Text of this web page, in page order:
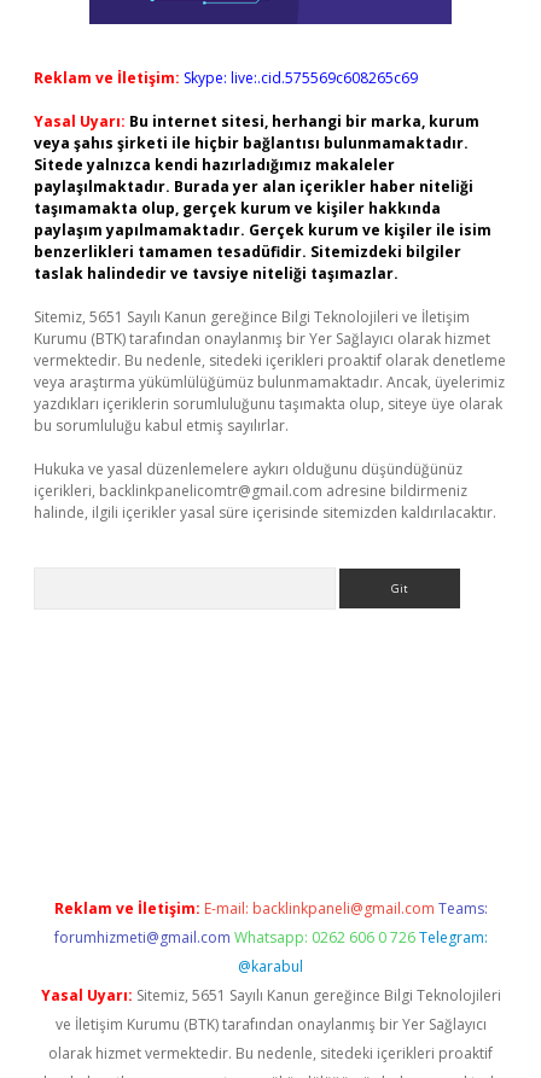
Reklam ve İletişim: Skype: live:.cid.575569c608265c69
Yasal Uyarı: Bu internet sitesi, herhangi bir marka, kurum
veya şahıs şirketi ile hiçbir bağlantısı bulunmamaktadır.
Sitede yalnızca kendi hazırladığımız makaleler
paylaşılmaktadır. Burada yer alan içerikler haber niteliği
taşımamakta olup, gerçek kurum ve kişiler hakkında
paylaşım yapılmamaktadır. Gerçek kurum ve kişiler ile isim
benzerlikleri tamamen tesadüfidir. Sitemizdeki bilgiler
taslak halindedir ve tavsiye niteliği taşımazlar.
Sitemiz, 5651 Sayılı Kanun gereğince Bilgi Teknolojileri ve İletişim
Kurumu (BTK) tarafından onaylanmış bir Yer Sağlayıcı olarak hizmet
vermektedir. Bu nedenle, sitedeki içerikleri proaktif olarak denetleme
veya araştırma yükümlülüğümüz bulunmamaktadır. Ancak, üyelerimiz
yazdıkları içeriklerin sorumluluğunu taşımakta olup, siteye üye olarak
bu sorumluluğu kabul etmiş sayılırlar.
Hukuka ve yasal düzenlemelere aykırı olduğunu düşündüğünüz
içerikleri, backlinkpanelicomtr@gmail.com adresine bildirmeniz
halinde, ilgili içerikler yasal süre içerisinde sitemizden kaldırılacaktır.
Reklam ve İletişim: E-mail: backlinkpaneli@gmail.com Teams:
forumhizmeti@gmail.com Whatsapp: 0262 606 0 726 Telegram:
@karabul
Yasal Uyarı: Sitemiz, 5651 Sayılı Kanun gereğince Bilgi Teknolojileri
ve İletişim Kurumu (BTK) tarafından onaylanmış bir Yer Sağlayıcı
olarak hizmet vermektedir. Bu nedenle, sitedeki içerikleri proaktif